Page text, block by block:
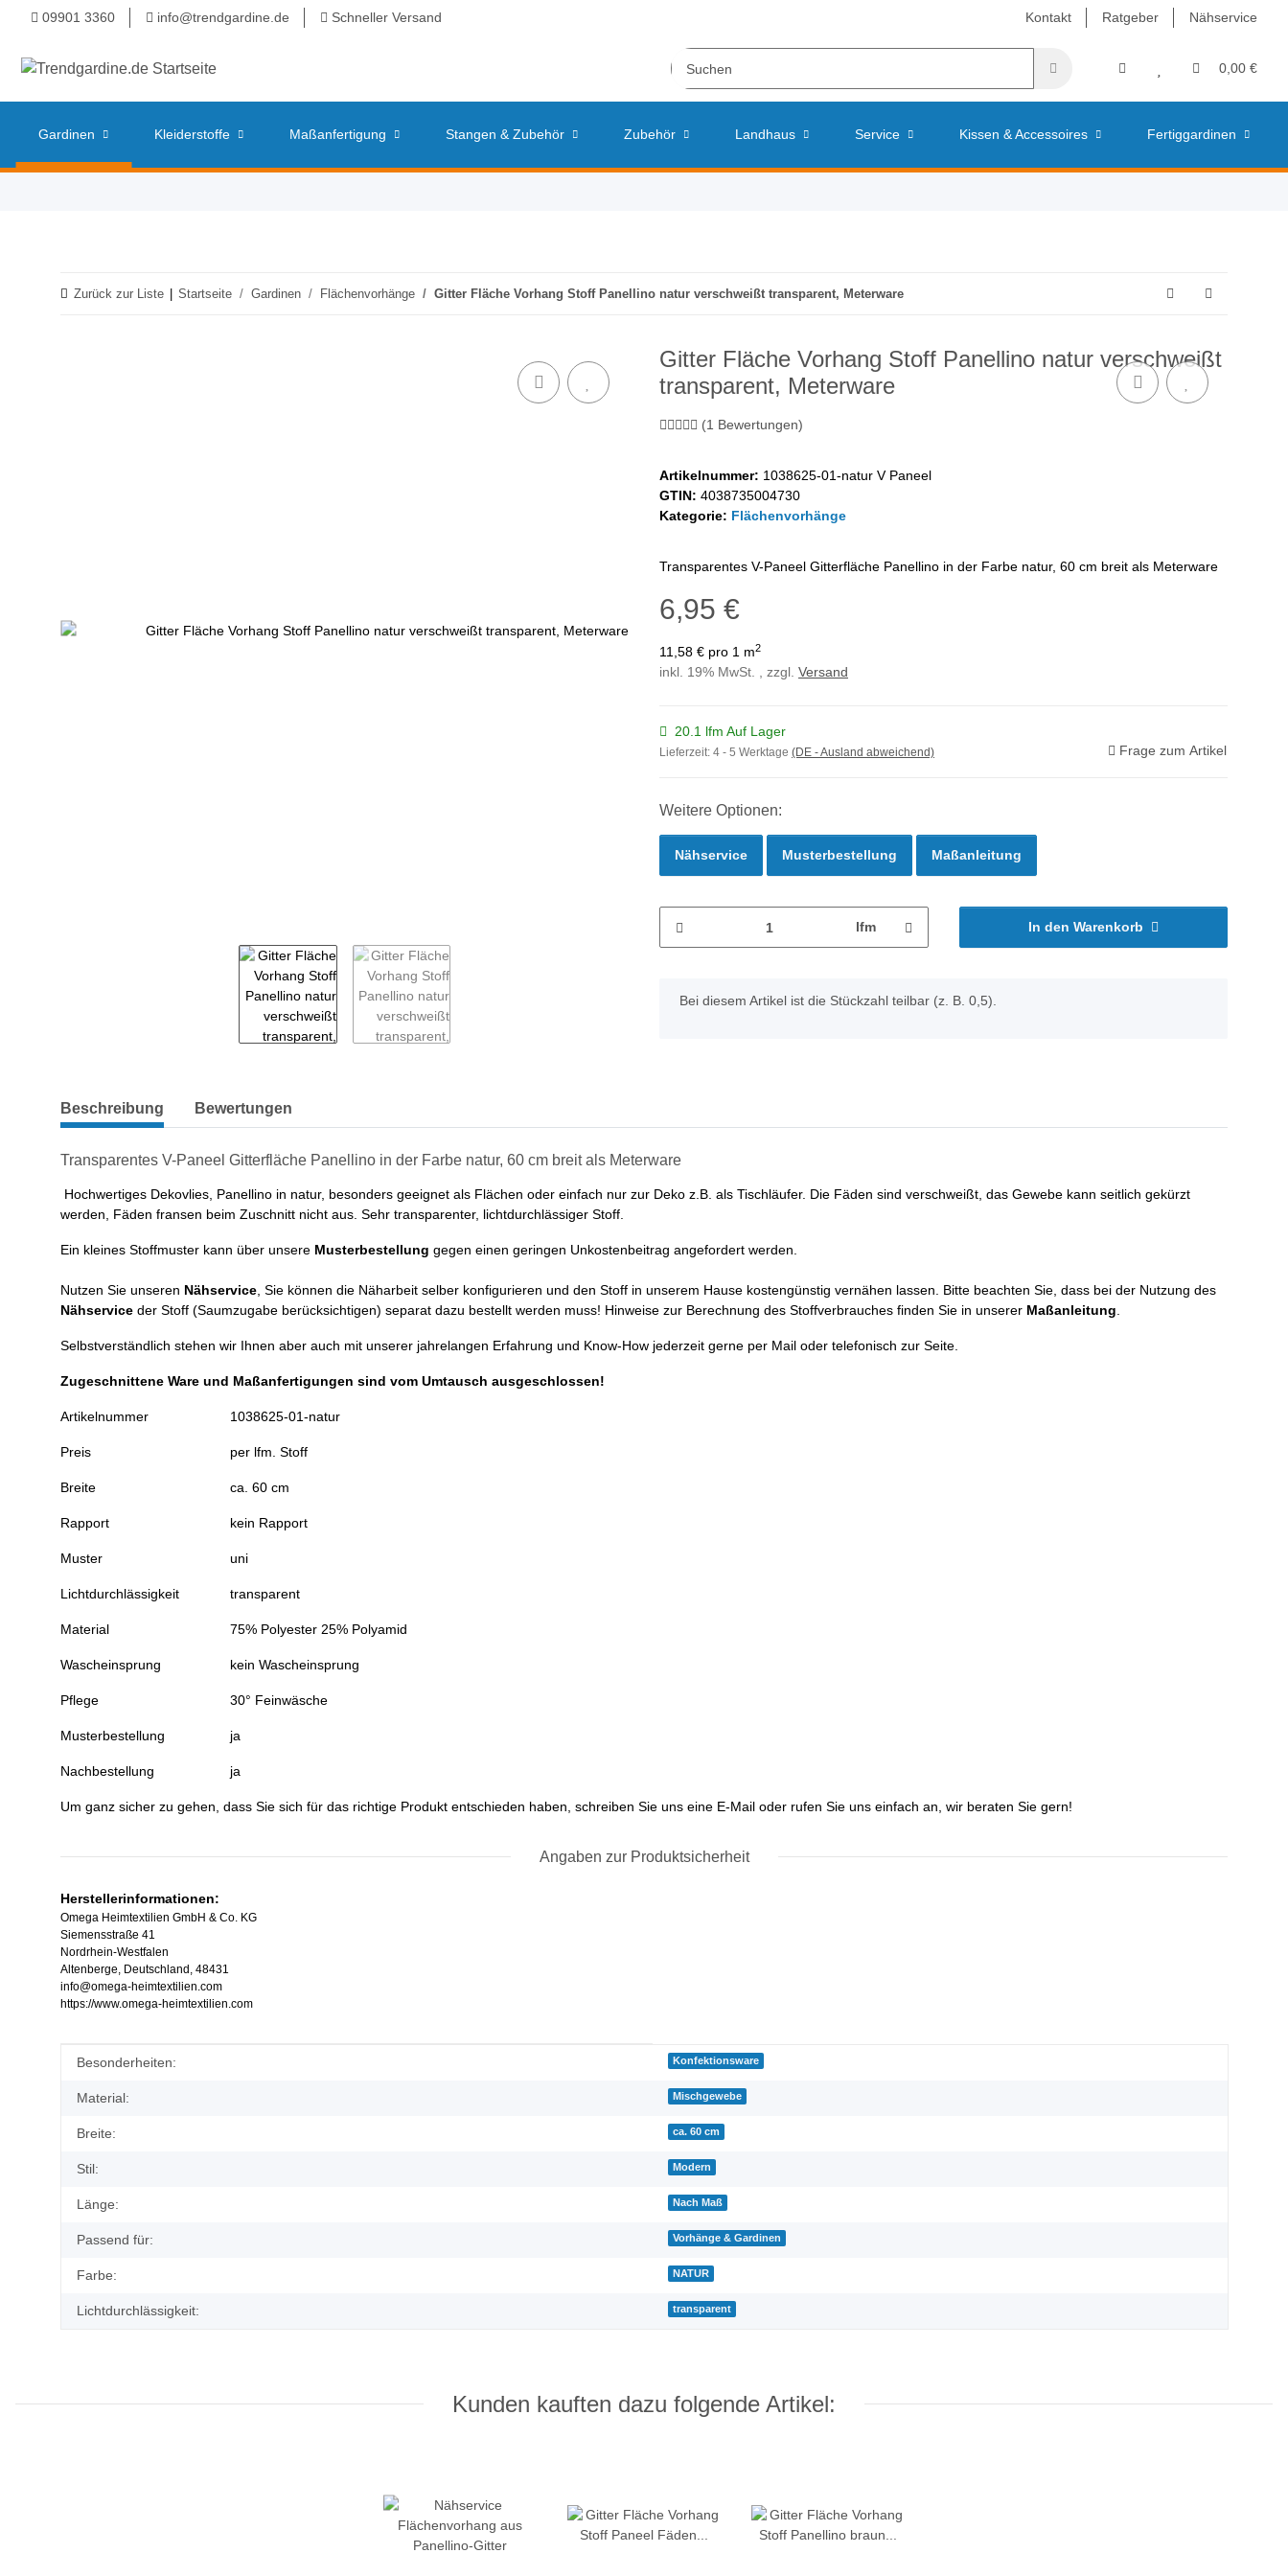
Kontakt Ratgeber Nähservice
09901 3360 info@trendgardine.de Schneller Versand
0,00 €
Gardinen Kleiderstoffe Maßanfertigung Stangen & Zubehör Zubehör Landhaus Service Kissen & Accessoires Fertiggardinen
Zurück zur Liste Startseite Gardinen Flächenvorhänge Gitter Fläche Vorhang Stoff Panellino natur verschweißt transparent, Meterware
Gitter Fläche Vorhang Stoff Panellino natur verschweißt
transparent, Meterware
(1 Bewertungen)
Artikelnummer: 1038625-01-natur V Paneel
GTIN: 4038735004730
Kategorie: Flächenvorhänge
Transparentes V-Paneel Gitterfläche Panellino in der Farbe natur, 60 cm breit als Meterware
6,95 €
11,58 € pro 1 m2
inkl. 19% MwSt. , zzgl. Versand
20.1 lfm Auf Lager
Lieferzeit: 4 - 5 Werktage (DE - Ausland abweichend) Frage zum Artikel
Weitere Optionen:
Nähservice Musterbestellung Maßanleitung
lfm In den Warenkorb
x
Bei diesem Artikel ist die Stückzahl teilbar (z. B. 0,5).
Beschreibung Bewertungen
Transparentes V-Paneel Gitterfläche Panellino in der Farbe natur, 60 cm breit als Meterware
Hochwertiges Dekovlies, Panellino in natur, besonders geeignet als Flächen oder einfach nur zur Deko z.B. als Tischläufer. Die Fäden sind verschweißt, das Gewebe kann seitlich gekürzt
werden, Fäden fransen beim Zuschnitt nicht aus. Sehr transparenter, lichtdurchlässiger Stoff.
Ein kleines Stoffmuster kann über unsere Musterbestellung gegen einen geringen Unkostenbeitrag angefordert werden.
Nutzen Sie unseren Nähservice , Sie können die Näharbeit selber konfigurieren und den Stoff in unserem Hause kostengünstig vernähen lassen. Bitte beachten Sie, dass bei der Nutzung des
Nähservice der Stoff (Saumzugabe berücksichtigen) separat dazu bestellt werden muss! Hinweise zur Berechnung des Stoffverbrauches finden Sie in unserer Maßanleitung
Selbstverständlich stehen wir Ihnen aber auch mit unserer jahrelangen Erfahrung und Know-How jederzeit gerne per Mail oder telefonisch zur Seite.
Zugeschnittene Ware und Maßanfertigungen sind vom Umtausch ausgeschlossen!
Artikelnummer 1038625-01-natur
Preis per lfm. Stoff
Breite ca. 60 cm
Rapport kein Rapport
Muster uni
Lichtdurchlässigkeit transparent
Material 75% Polyester 25% Polyamid
Wascheinsprung kein Wascheinsprung
Pflege 30° Feinwäsche
Musterbestellung ja
Nachbestellung ja
Um ganz sicher zu gehen, dass Sie sich für das richtige Produkt entschieden haben, schreiben Sie uns eine E-Mail oder rufen Sie uns einfach an, wir beraten Sie gern!
Angaben zur Produktsicherheit
Herstellerinformationen:
Omega Heimtextilien GmbH & Co. KG
Siemensstraße 41
Nordrhein-Westfalen
Altenberge, Deutschland, 48431
info@omega-heimtextilien.com
https://www.omega-heimtextilien.com
Produkteigenschaft
Wert
Besonderheiten: Konfektionsware
Material: Mischgewebe
Breite: ca. 60 cm
Stil: Modern
Länge: Nach Maß
Passend für: Vorhänge & Gardinen
Farbe: NATUR
Lichtdurchlässigkeit: transparent
Kunden kauften dazu folgende Artikel: